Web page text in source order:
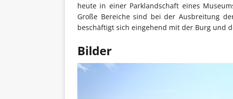
heute in einer Parklandschaft eines
Große Bereiche sind bei der Ausbreitung
beschäftigt sich eingehend mit der Burg und
Bilder